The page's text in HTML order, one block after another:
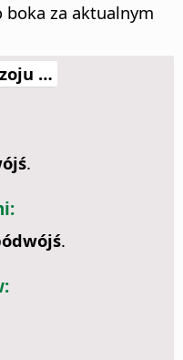
za aktualnym
…
.
.